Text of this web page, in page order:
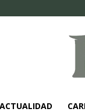
ACTUALIDAD